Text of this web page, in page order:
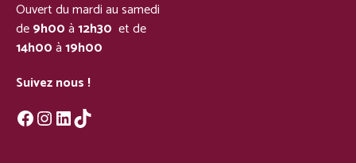
Ouvert du mardi au samedi
de9h00à12h30 et de
14h00à19h00
Suivez nous !
Facebook
Instagram
LinkedIn
TikTok